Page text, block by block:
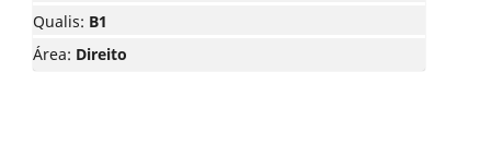
Qualis: B1
Área: Direito